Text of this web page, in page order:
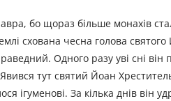
бо щораз більше монахів
схована чесна голова
Одного разу уві сні він
тут святий Йоан
ігуменові. За кілька днів